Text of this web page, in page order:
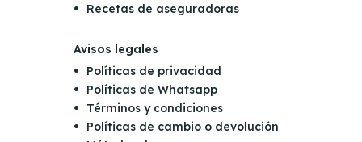
Recetas de aseguradoras
Avisos legales
Políticas de privacidad
Políticas de Whatsapp
Términos y condiciones
Políticas de cambio o devolución